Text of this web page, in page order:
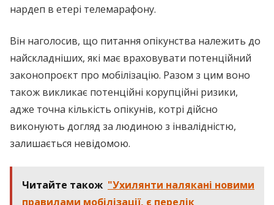
нардеп в етері телемарафону.
Він наголосив, що питання опікунства належить до
найскладніших, які має враховувати потенційний
законопроєкт про мобілізацію. Разом з цим воно
також викликає потенційні корупційні ризики,
адже точна кількість опікунів, котрі дійсно
виконують догляд за людиною з інвалідністю,
залишається невідомою.
Читайте також "Ухилянти налякані новими
правилами мобілізації, є перелік